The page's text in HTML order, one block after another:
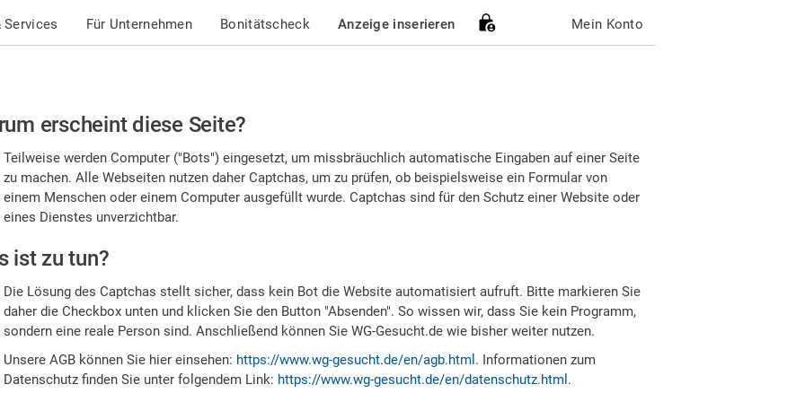
Services Für Unternehmen Bonitätscheck Anzeige inserieren Mein Konto
erscheint diese Seite?
Teilweise werden Computer ("Bots") eingesetzt, um missbräuchlich automatische Eingaben auf einer Seite
zu machen. Alle Webseiten nutzen daher Captchas, um zu prüfen, ob beispielsweise ein Formular von
einem Menschen oder einem Computer ausgefüllt wurde. Captchas sind für den Schutz einer Website oder
eines Dienstes unverzichtbar.
ist zu tun?
Die Lösung des Captchas stellt sicher, dass kein Bot die Website automatisiert aufruft. Bitte markieren Sie
daher die Checkbox unten und klicken Sie den Button "Absenden". So wissen wir, dass Sie kein Programm,
sondern eine reale Person sind. Anschließend können Sie WG-Gesucht.de wie bisher weiter nutzen.
Unsere AGB können Sie hier einsehen: https://www.wg-gesucht.de/en/agb.html . Informationen zum
Datenschutz finden Sie unter folgendem Link: https://www.wg-gesucht.de/en/datenschutz.html .